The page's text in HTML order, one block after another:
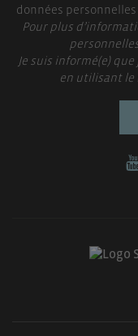
données
Pour plus
Je suis informé(e)
en utilisant le